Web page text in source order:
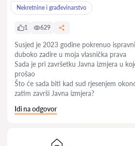
Nekretnine i građevinarstvo
1 629
Susjed je 2023 godine pokrenuo
duboko zadire u moja vlasnička prava
Sada je pri završetku Javna izmjera u
prošao
Što će sada biti kad sud rjesenjem
zatim završi Javna izmjera?
Idi na odgovor